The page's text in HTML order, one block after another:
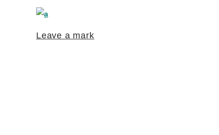
Leave a mark